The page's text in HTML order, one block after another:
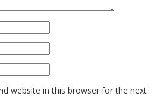
website in this browser for the next